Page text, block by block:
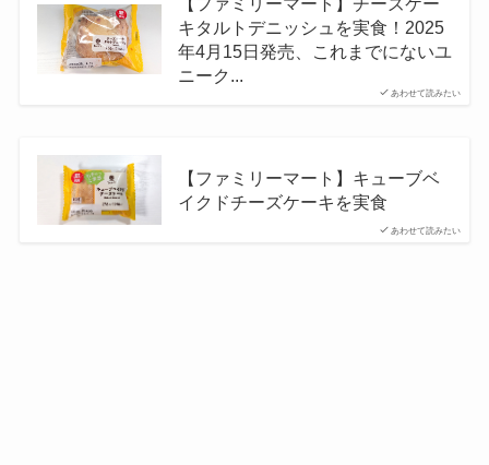
あわせて読みたい
キタルトデニッシュを実食！2025
年4月15日発売、これまでにないユ
ニーク...
あわせて読みたい
【ファミリーマート】キューブベ
イクドチーズケーキを実食